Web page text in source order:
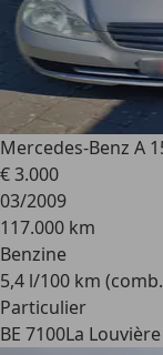
Mercedes-Benz A
€ 3.000
03/2009
117.000 km
Benzine
5,4 l/100 km
Particulier
BE 7100La Louvière